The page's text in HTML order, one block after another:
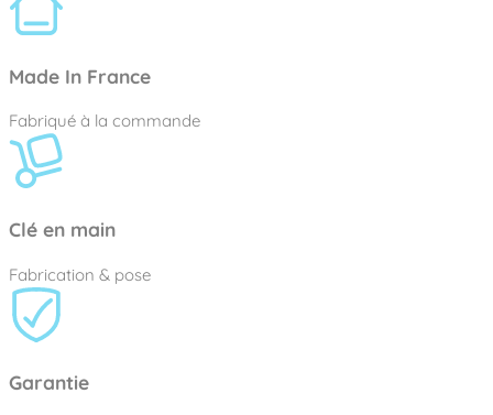
Made In France
Fabriqué à la commande
Clé en main
Fabrication & pose
Garantie